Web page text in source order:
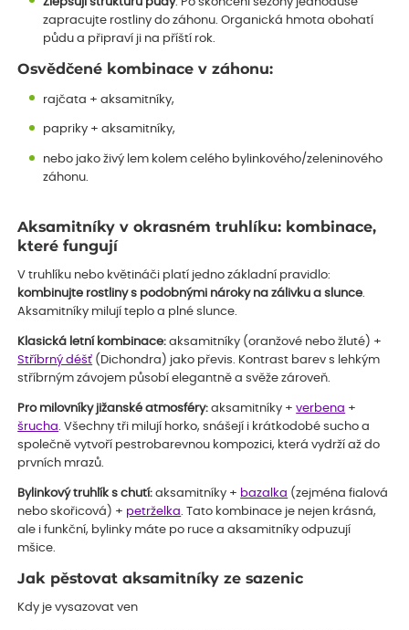
zapracujte rostliny do záhonu. Organická hmota obohatí
půdu a připraví ji na příští rok.
Osvědčené kombinace v záhonu:
rajčata + aksamitníky,
papriky + aksamitníky,
nebo jako živý lem kolem celého bylinkového/zeleninového
záhonu.
Aksamitníky v okrasném truhlíku: kombinace,
které fungují
V truhlíku nebo květináči platí jedno základní pravidlo:
kombinujte rostliny s podobnými nároky na zálivku a slunce.
Aksamitníky milují teplo a plné slunce.
Klasická letní kombinace: aksamitníky (oranžové nebo žluté) +
Stříbrný déšť (Dichondra) jako převis. Kontrast barev s lehkým
stříbrným závojem působí elegantně a svěže zároveň.
Pro milovníky jižanské atmosféry: aksamitníky +verbena +
šrucha. Všechny tři milují horko, snášejí i krátkodobé sucho a
společně vytvoří pestrobarevnou kompozici, která vydrží až do
prvních mrazů.
Bylinkový truhlík s chutí: aksamitníky + bazalka (zejména fialová
nebo skořicová) + petrželka. Tato kombinace je nejen krásná,
ale i funkční, bylinky máte po ruce a aksamitníky odpuzují
mšice.
Jak pěstovat aksamitníky ze sazenic
Kdy je vysazovat ven